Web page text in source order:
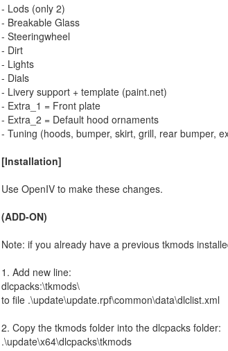
- Lods (only 2)
- Breakable Glass
- Steeringwheel
- Dirt
- Lights
- Dials
- Livery support + template (paint.net)
- Extra_1 = Front plate
- Extra_2 = Default hood ornaments
- Tuning (hoods, bumper, skirt, grill, rear bumper,
[Installation]
Use OpenIV to make these changes.
(ADD-ON)
Note: if you already have a previous tkmods
1. Add new line:
dlcpacks:\tkmods\
to file .\update\update.rpf\common\data\dlclist.xml
2. Copy the tkmods folder into the dlcpacks folder:
.\update\x64\dlcpacks\tkmods